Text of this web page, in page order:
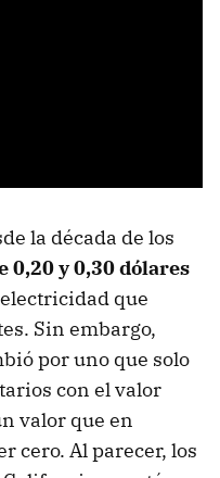
la década de los
0,20 y 0,30 dólares
que
Sin embargo,
por uno que solo
con el valor
valor que en
cero. Al parecer, los